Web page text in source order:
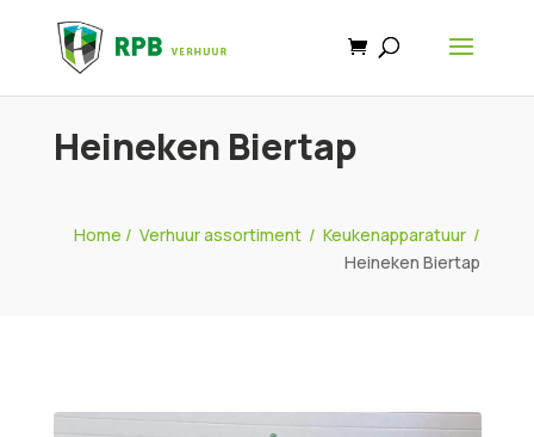
Heineken Biertap
Home /Verhuur assortiment /Keukenapparatuur /
Heineken Biertap